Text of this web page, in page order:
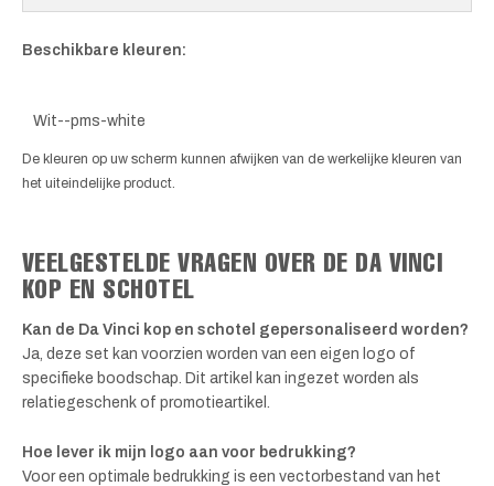
Beschikbare kleuren:
Wit--pms-white
De kleuren op uw scherm kunnen afwijken van de werkelijke kleuren van
het uiteindelijke product.
VEELGESTELDE VRAGEN OVER DE DA VINCI
KOP EN SCHOTEL
Kan de Da Vinci kop en schotel gepersonaliseerd worden?
Ja, deze set kan voorzien worden van een eigen logo of
specifieke boodschap. Dit artikel kan ingezet worden als
relatiegeschenk of promotieartikel.
Hoe lever ik mijn logo aan voor bedrukking?
Voor een optimale bedrukking is een vectorbestand van het